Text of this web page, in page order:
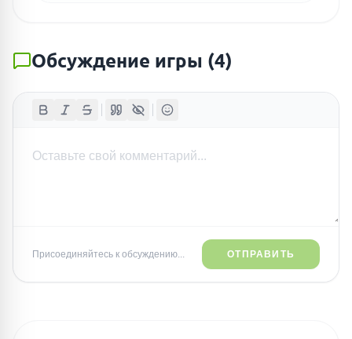
Обсуждение игры (4)
Присоединяйтесь к обсуждению... ОТПРАВИТЬ